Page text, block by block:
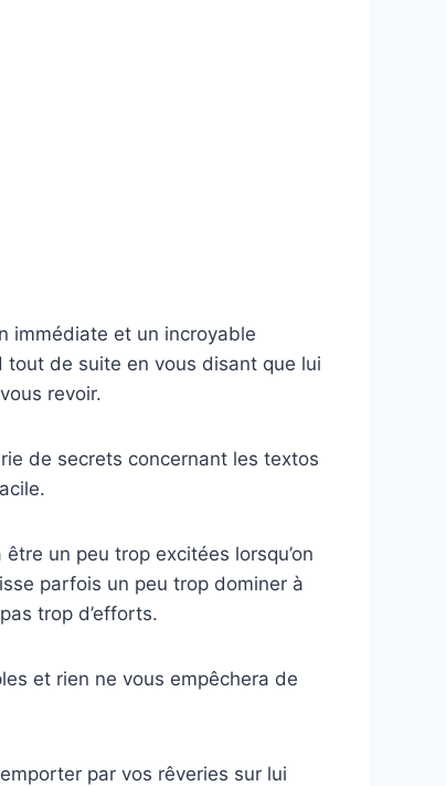
immédiate et un incroyable
tout de suite en vous disant que lui
revoir.
de secrets concernant les textos
un peu trop excitées lorsqu’on
parfois un peu trop dominer à
trop d’efforts.
et rien ne vous empêchera de
par vos rêveries sur lui